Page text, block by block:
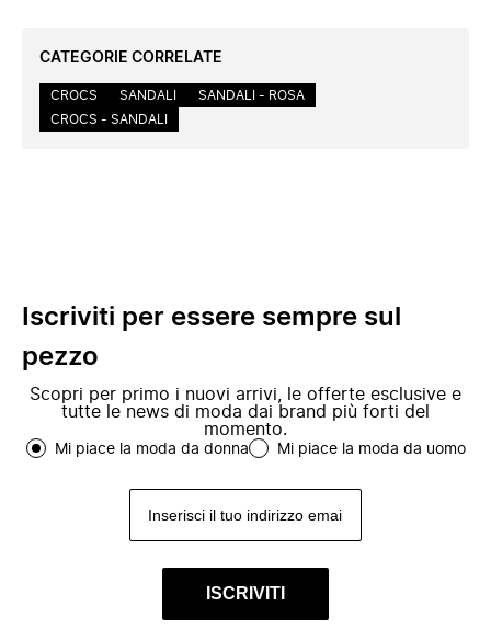
CATEGORIE CORRELATE
CROCS SANDALI
SANDALI - ROSA
CROCS - SANDALI
Iscriviti per essere sempre sul
pezzo
Scopri per primo i nuovi arrivi, le offerte esclusive e
tutte le news di moda dai brand più forti del
momento.
Mi piace la moda da donna Mi piace la moda da uomo
ISCRIVITI